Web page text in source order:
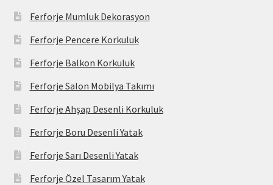
Ferforje Mumluk Dekorasyon
Ferforje Pencere Korkuluk
Ferforje Balkon Korkuluk
Ferforje Salon Mobilya Takımı
Ferforje Ahşap Desenli Korkuluk
Ferforje Boru Desenli Yatak
Ferforje Sarı Desenli Yatak
Ferforje Özel Tasarım Yatak